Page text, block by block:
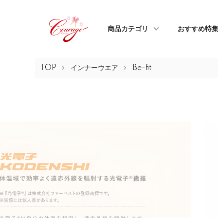
商品カテゴリ おすすめ特
TOP インナーウエア Be-fit